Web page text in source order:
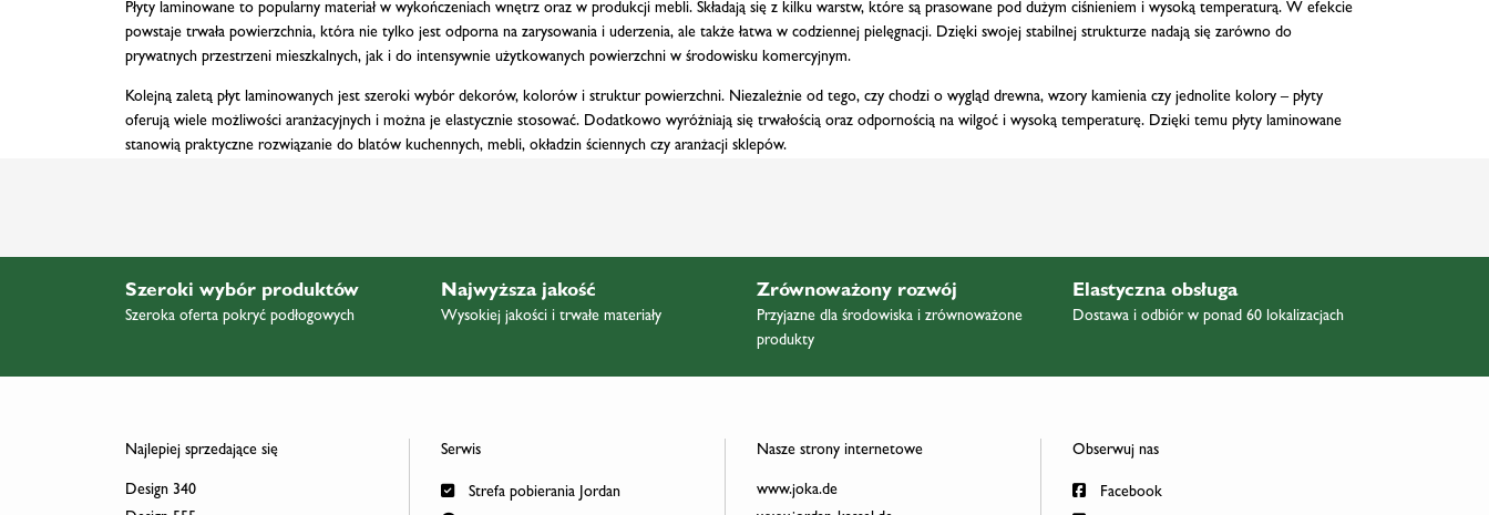
Płyty laminowane to popularny materiał w wykończeniach wnętrz oraz w produkcji mebli. Składają się z kilku warstw, które są prasowane pod dużym ciśnieniem i wysoką temperaturą. W efekcie
powstaje trwała powierzchnia, która nie tylko jest odporna na zarysowania i uderzenia, ale także łatwa w codziennej pielęgnacji. Dzięki swojej stabilnej strukturze nadają się zarówno do
prywatnych przestrzeni mieszkalnych, jak i do intensywnie użytkowanych powierzchni w środowisku komercyjnym.
Kolejną zaletą płyt laminowanych jest szeroki wybór dekorów, kolorów i struktur powierzchni. Niezależnie od tego, czy chodzi o wygląd drewna, wzory kamienia czy jednolite kolory – płyty
oferują wiele możliwości aranżacyjnych i można je elastycznie stosować. Dodatkowo wyróżniają się trwałością oraz odpornością na wilgoć i wysoką temperaturę. Dzięki temu płyty laminowane
stanowią praktyczne rozwiązanie do blatów kuchennych, mebli, okładzin ściennych czy aranżacji sklepów.
Szeroki wybór produktów
Szeroka oferta pokryć podłogowych
Najwyższa jakość
Wysokiej jakości i trwałe materiały
Zrównoważony rozwój
Przyjazne dla środowiska i zrównoważone
produkty
Elastyczna obsługa
Dostawa i odbiór w ponad 60 lokalizacjach
Najlepiej sprzedające się
Design 340
Serwis
Strefa pobierania Jordan
Nasze strony internetowe
www.joka.de
Obserwuj nas
Facebook